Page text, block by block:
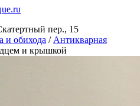
пер., 15
и обихода / Антикварная
и крышкой